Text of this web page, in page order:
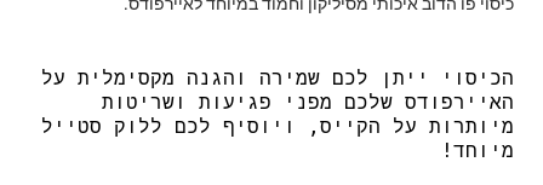
הכיסוי ייתן לכם שמירה והגנה מקסימלית על
האיירפודס שלכם מפני פגיעות ושריטות
מיותרות על הקייס, ויוסיף לכם ללוק סטייל
מיוחד!